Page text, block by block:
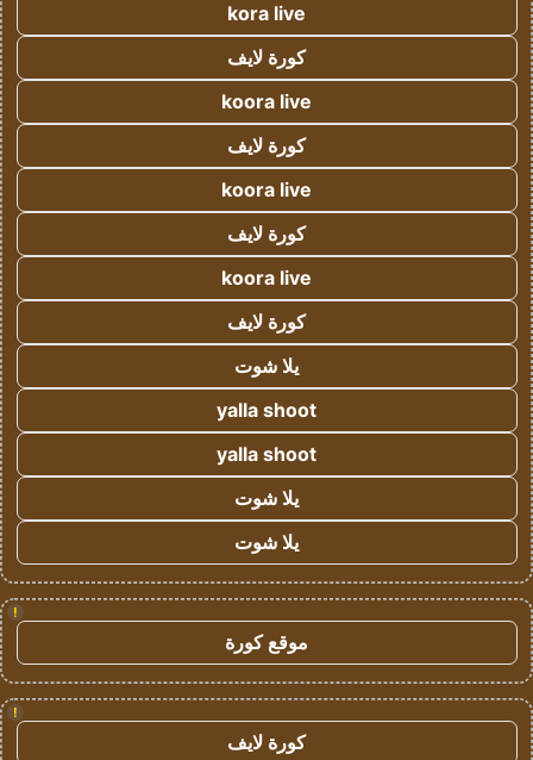
kora live
كورة لايف
koora live
كورة لايف
koora live
كورة لايف
koora live
كورة لايف
يلا شوت
yalla shoot
yalla shoot
يلا شوت
يلا شوت
!
موقع كورة
!
كورة لايف